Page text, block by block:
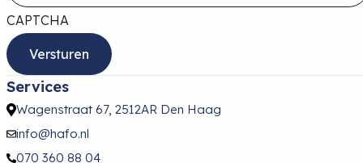
CAPTCHA
Services
Wagenstraat 67, 2512AR Den Haag
info@hafo.nl
070 360 88 04